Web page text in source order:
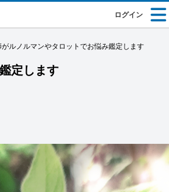
ログイン
がルノルマンやタロットでお悩み鑑定します
定します